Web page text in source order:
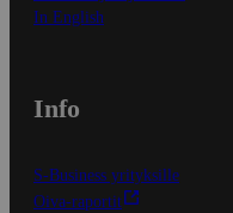
In English
Info
S-Business yrityksille
Oiva-raportit